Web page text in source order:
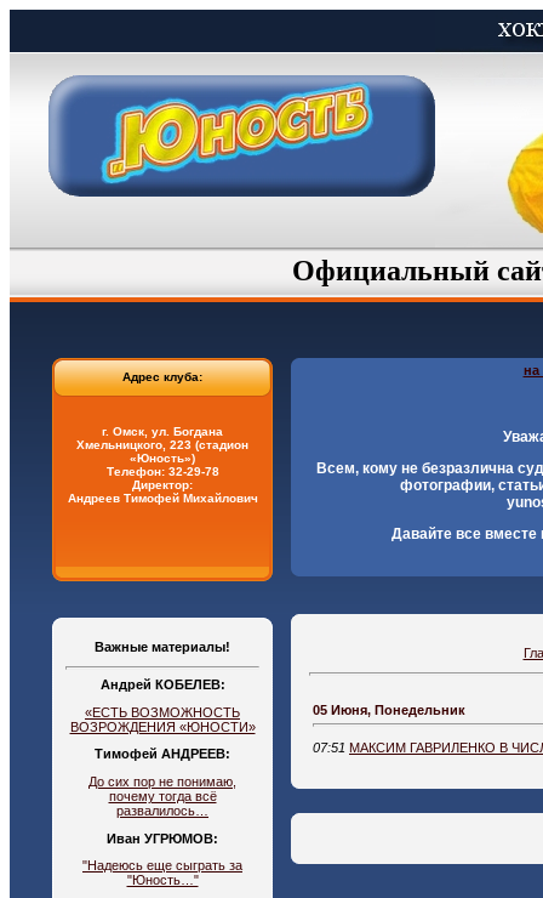
Официальный
Адрес клуба:
г. Омск, ул. Богдана
Хмельницкого, 223 (стадион
«Юность»)
Телефон: 32-29-78
Директор:
Андреев Тимофей Михайлович
на
Всем, кому не безразлична
фотографии,
Давайте все
Важные материалы!
Андрей КОБЕЛЕВ:
«ЕСТЬ ВОЗМОЖНОСТЬ
ВОЗРОЖДЕНИЯ «ЮНОСТИ»
Тимофей АНДРЕЕВ:
До сих пор не понимаю,
почему тогда всё
развалилось…
Иван УГРЮМОВ:
"Надеюсь еще сыграть за
"Юность…"
05 Июня, Понедельник
07:51 МАКСИМ ГАВРИЛЕНКО В